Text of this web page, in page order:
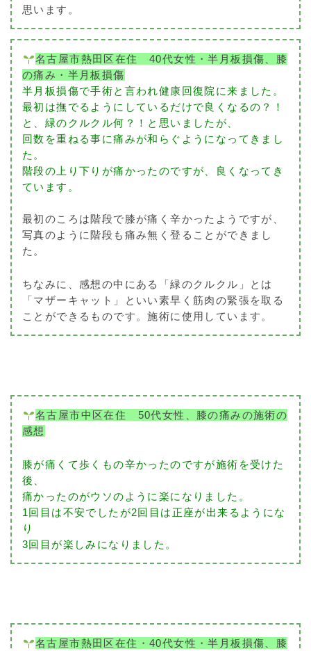
思います。
名古屋市熱田区在住 40代女性・半月板損傷、膝
の痛み・半月板損傷
半月板損傷で手術と言われ健康回復院に来ました。
最初は撫でるようにしているだけで良くなるの？！
と、緑のクルクル何？！と思いましたが、
回数を重ねる事に痛みが和らぐようになってきまし
た。
階段の上り下りが痛かったのですが、良くなってき
ています。
最初のころは階段で膝が痛く辛かったようですが、
写真のように階段も痛み無く登ることができまし
た。
ちなみに、感想の中にある「緑のクルクル」とは
「マザーキャット」といい素早く筋肉の緊張を取る
ことができるものです。施術に使用しています。
名古屋市中区在住 50代女性、膝の痛みの施術の
感想
膝が痛くて歩くもの辛かったのですが施術を受けた
後、
痛かったのがウソのように楽になりました。
1回目は不安でしたが2回目は正座が出来るようにな
り
3回目が楽しみになりました。
名古屋市熱田区在住・40代女性・半月板損傷、膝